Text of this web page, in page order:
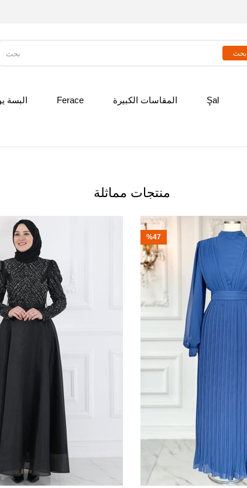
البسة Ferace المقاسات الكبيرة Şal
منتجات مماثلة
%47